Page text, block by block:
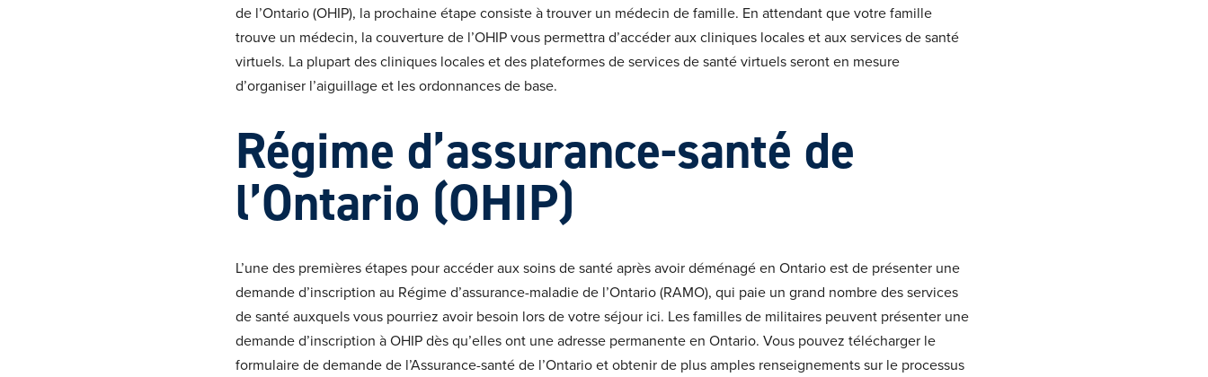
de l’Ontario (OHIP), la prochaine étape consiste à trouver un médecin de famille. En attendant que votre famille
trouve un médecin, la couverture de l’OHIP vous permettra d’accéder aux cliniques locales et aux services de santé
virtuels. La plupart des cliniques locales et des plateformes de services de santé virtuels seront en mesure
d’organiser l’aiguillage et les ordonnances de base.
Régime d’assurance-santé de
l’Ontario (OHIP)
L’une des premières étapes pour accéder aux soins de santé après avoir déménagé en Ontario est de présenter une
demande d’inscription au Régime d’assurance-maladie de l’Ontario (RAMO), qui paie un grand nombre des services
de santé auxquels vous pourriez avoir besoin lors de votre séjour ici. Les familles de militaires peuvent présenter une
demande d’inscription à OHIP dès qu’elles ont une adresse permanente en Ontario. Vous pouvez télécharger le
formulaire de demande de l’Assurance-santé de l’Ontario et obtenir de plus amples renseignements sur le processus